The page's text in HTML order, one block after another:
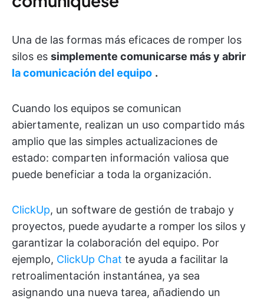
Una de las formas más eficaces de romper los
silos es simplemente comunicarse más y abrir
lacomunicación del equipo .
Cuando los equipos se comunican
abiertamente, realizan un uso compartido más
amplio que las simples actualizaciones de
estado: comparten información valiosa que
puede beneficiar a toda la organización.
ClickUp, un software de gestión de trabajo y
proyectos, puede ayudarte a romper los silos y
garantizar la colaboración del equipo. Por
ejemplo, ClickUp Chat te ayuda a facilitar la
retroalimentación instantánea, ya sea
asignando una nueva tarea, añadiendo un